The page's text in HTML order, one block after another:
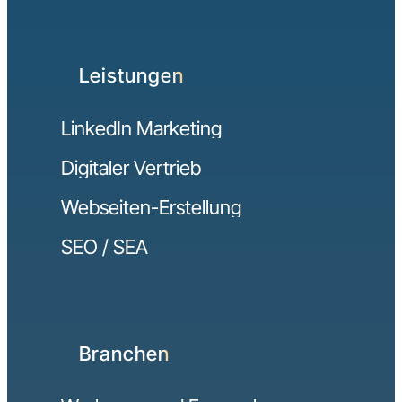
Leistungen
LinkedIn Marketing
Digitaler Vertrieb
Webseiten-Erstellung
SEO / SEA
Branchen